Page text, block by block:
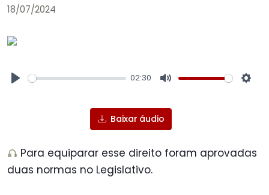
18/07/2024
02:30
Baixar áudio
Para equiparar esse direito foram aprovadas
duas normas no Legislativo.